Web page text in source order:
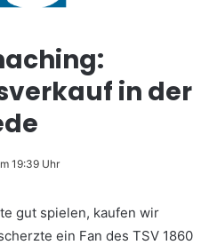
in der
19:39 Uhr
gut spielen, kaufen wir
ein Fan des TSV 1860